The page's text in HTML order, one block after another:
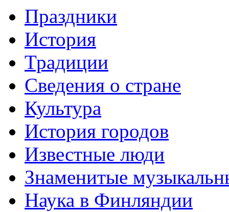
Праздники
История
Традиции
Cведения о стране
Культура
История городов
Известные люди
Знаменитые
Наука в Финляндии